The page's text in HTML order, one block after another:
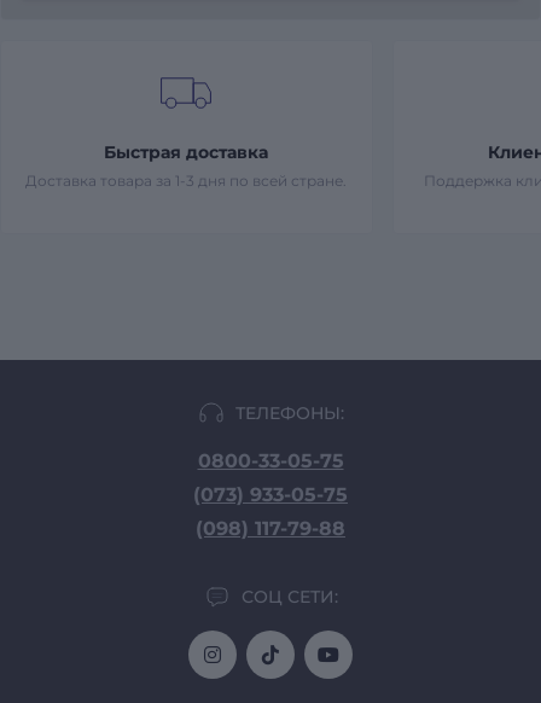
Быстрая доставка
Доставка товара за 1-3 дня по всей стране. Поддержка
ТЕЛЕФОНЫ:
0800-33-05-75
(073) 933-05-75
(098) 117-79-88
СОЦ СЕТИ: